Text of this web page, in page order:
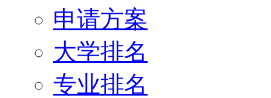
申请方案
大学排名
专业排名